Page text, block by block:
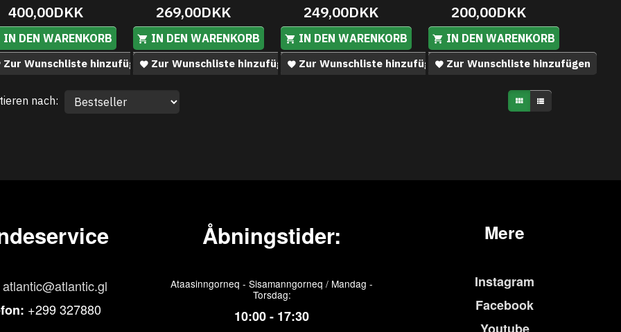
400,00DKK
IN DEN WARENKORB
Zur Wunschliste hinzufügen
269,00DKK
IN DEN WARENKORB
Zur Wunschliste hinzufügen
249,00DKK
IN DEN WARENKORB
Zur Wunschliste hinzufügen
200,00DKK
IN DEN WARENKORB
Zur Wunschliste hinzufügen
nach:
atlantic@atlantic.gl
+299 327880
Åbningstider:
Ataasinngorneq - Sisamanngorneq / Mandag -
Torsdag:
10:00 - 17:30
Mere
Instagram
Facebook